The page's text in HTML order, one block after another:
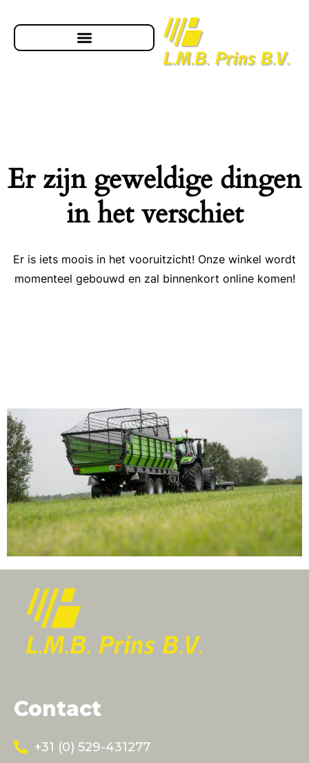
Er zijn geweldige dingen
in het verschiet
Er is iets moois in het vooruitzicht! Onze winkel wordt
momenteel gebouwd en zal binnenkort online komen!
Contact
+31 (0) 529-431277